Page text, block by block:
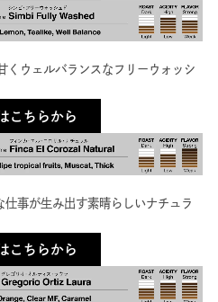
くウェルバランスなフリーウォッシ
こちらから
事が生み出す素晴らしいナチュラ
こちらから